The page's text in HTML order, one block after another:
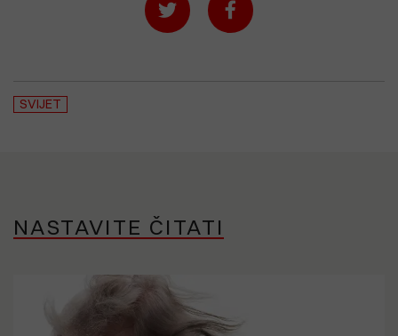
SVIJET
NASTAVITE ČITATI